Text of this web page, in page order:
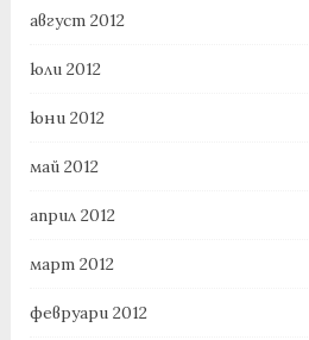
август 2012
юли 2012
юни 2012
май 2012
април 2012
март 2012
февруари 2012